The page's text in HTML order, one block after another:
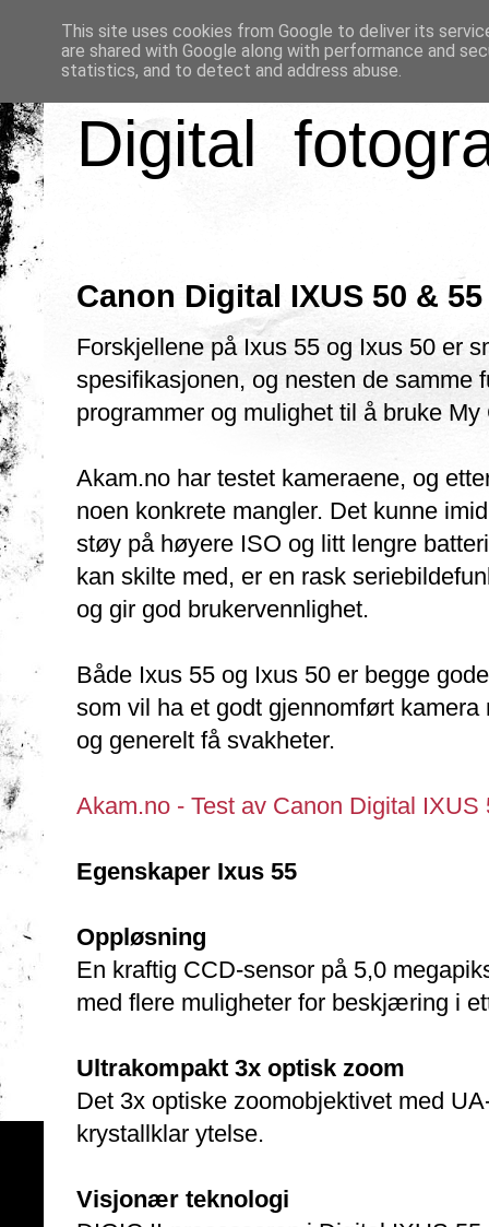
Digital
Canon Digital IXUS 50 & 55
Forskjellene på Ixus 55 og Ixus 50 er
spesifikasjonen, og nesten de samme
programmer og mulighet til å bruke
Akam.no har testet kameraene, og
noen konkrete mangler. Det kunne
støy på høyere ISO og litt lengre
kan skilte med, er en rask
og gir god brukervennlighet.
Både Ixus 55 og Ixus 50 er begge
som vil ha et godt gjennomført
og generelt få svakheter.
Akam.no - Test av Canon Digital IXUS
Egenskaper Ixus 55
Oppløsning
En kraftig CCD-sensor på 5,0
med flere muligheter for beskjæring i
Ultrakompakt 3x optisk zoom
Det 3x optiske zoomobjektivet med
krystallklar ytelse.
Visjonær teknologi
This site uses cookies from Google to deliver its
are shared with Google along with performance and
statistics, and to detect and address abuse.